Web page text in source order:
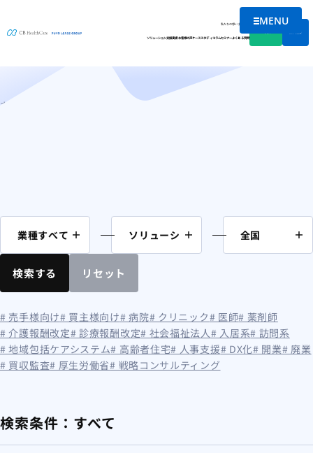
メニュー
MENU
私たちの想い会社情報
ソリューション支援実績お客様の声ケーススタディコラムセミナーよくある質問
コラム
ホーム
検索する リセット
# 売手様向け# 買主様向け# 病院# クリニック# 医師# 薬剤師
# 介護報酬改定# 診療報酬改定# 社会福祉法人# 入居系# 訪問系
# 地域包括ケアシステム# 高齢者住宅# 人事支援# DX化# 開業# 廃業
# 買収監査# 厚生労働省# 戦略コンサルティング
検索条件： すべて